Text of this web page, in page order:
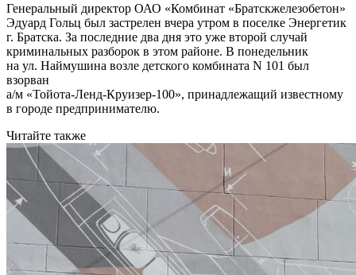
Генеральный директор ОАО «Комбинат «Братскжелезобетон»
Эдуард Гольц был застрелен вчера утром в поселке Энергетик
г. Братска. За последние два дня это уже второй случай
криминальных разборок в этом районе. В понедельник
на ул. Наймушина возле детского комбината N 101 был
взорван
а/м «Тойота-Ленд-Круизер-100», принадлежащий известному
в городе предпринимателю.
Читайте также